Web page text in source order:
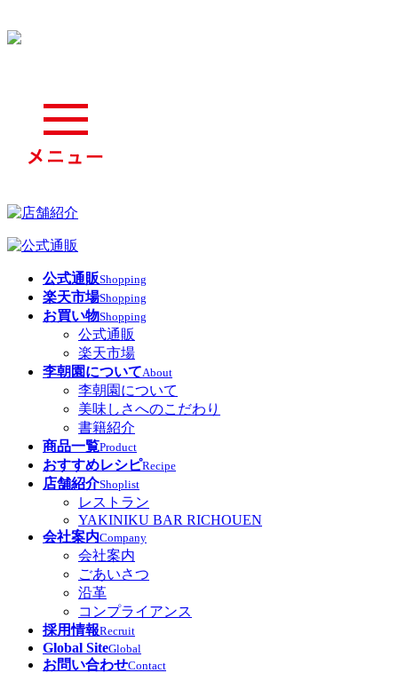
公式通販Shopping
楽天市場Shopping
お買い物Shopping
公式通販
楽天市場
李朝園についてAbout
李朝園について
美味しさへのこだわり
書籍紹介
商品一覧Product
おすすめレシピRecipe
店舗紹介Shoplist
レストラン
YAKINIKU BAR RICHOUEN
会社案内Company
会社案内
ごあいさつ
沿革
コンプライアンス
採用情報Recruit
Global SiteGlobal
お問い合わせContact